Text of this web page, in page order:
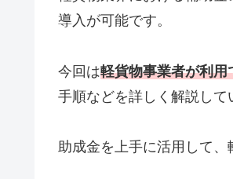
導入が可能です。
今回は軽貨物事業者が利
手順などを詳しく解説して
助成金を上手に活用して、